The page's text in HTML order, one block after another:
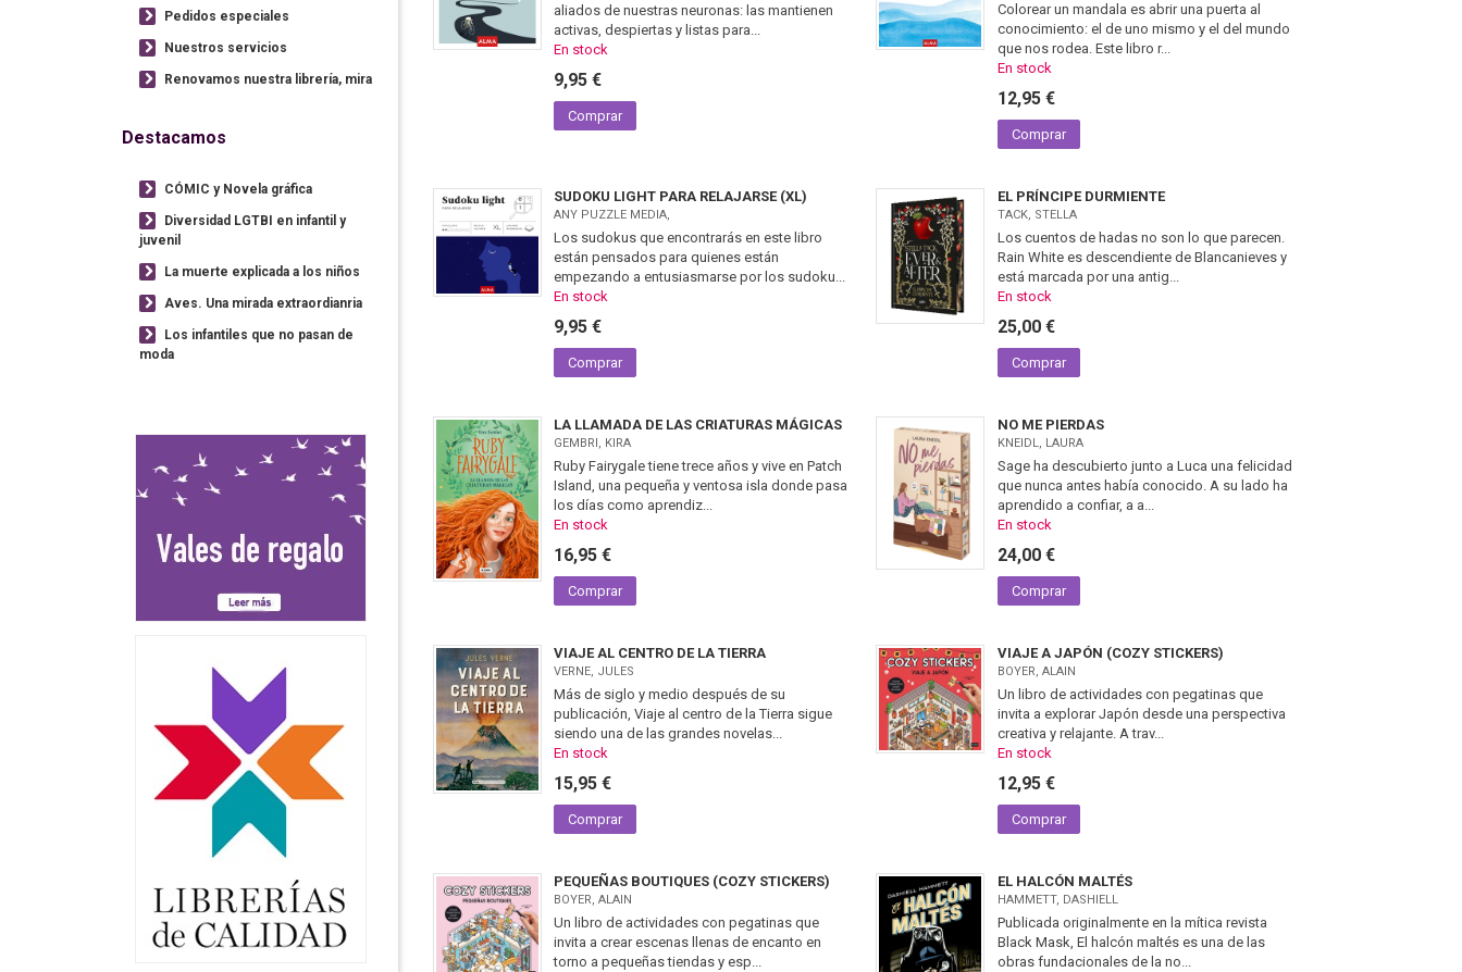
aliados de nuestras neuronas: las mantienen
activas, despiertas y listas para...
En stock
9,95 €
Comprar
Colorear un mandala es abrir una puerta al
conocimiento: el de uno mismo y el del mundo
que nos rodea. Este libro r...
En stock
12,95 €
Comprar
SUDOKU LIGHT PARA RELAJARSE (XL)
ANY PUZZLE MEDIA,
Los sudokus que encontrarás en este libro
están pensados para quienes están
empezando a entusiasmarse por los sudoku...
En stock
9,95 €
Comprar
EL PRÍNCIPE DURMIENTE
TACK, STELLA
Los cuentos de hadas no son lo que parecen.
Rain White es descendiente de Blancanieves y
está marcada por una antig...
En stock
25,00 €
Comprar
LA LLAMADA DE LAS CRIATURAS MÁGICAS
GEMBRI, KIRA
Ruby Fairygale tiene trece años y vive en Patch
Island, una pequeña y ventosa isla donde pasa
los días como aprendiz...
En stock
16,95 €
Comprar
NO ME PIERDAS
KNEIDL, LAURA
Sage ha descubierto junto a Luca una felicidad
que nunca antes había conocido. A su lado ha
aprendido a confiar, a a...
En stock
24,00 €
Comprar
VIAJE AL CENTRO DE LA TIERRA
VERNE, JULES
Más de siglo y medio después de su
publicación, Viaje al centro de la Tierra sigue
siendo una de las grandes novelas...
En stock
15,95 €
Comprar
VIAJE A JAPÓN (COZY STICKERS)
BOYER, ALAIN
Un libro de actividades con pegatinas que
invita a explorar Japón desde una perspectiva
creativa y relajante. A trav...
En stock
12,95 €
Comprar
PEQUEÑAS BOUTIQUES (COZY STICKERS)
BOYER, ALAIN
Un libro de actividades con pegatinas que
invita a crear escenas llenas de encanto en
torno a pequeñas tiendas y esp...
EL HALCÓN MALTÉS
HAMMETT, DASHIELL
Publicada originalmente en la mítica revista
Black Mask, El halcón maltés es una de las
obras fundacionales de la no...
Pedidos especiales
Nuestros servicios
Renovamos nuestra librería, mira
Destacamos
CÓMIC y Novela gráfica
Diversidad LGTBI en infantil y
juvenil
La muerte explicada a los niños
Aves. Una mirada extraordianria
Los infantiles que no pasan de
moda